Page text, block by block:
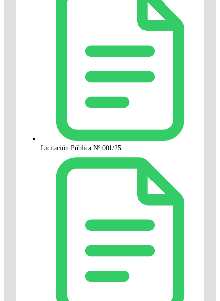
Licitación Pública Nº 001/25